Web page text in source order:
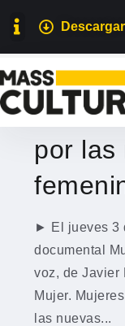
MÚSICA
Cantos
por las
► El jueves 3
documental
voz, de Javier
Mujer.
las nuevas...